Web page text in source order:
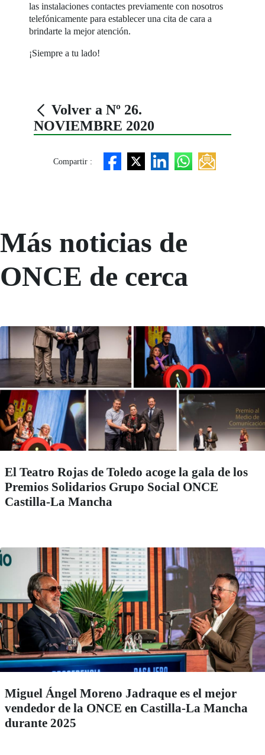
las instalaciones contactes previamente con nosotros
telefónicamente para establecer una cita de cara a
brindarte la mejor atención.
¡Siempre a tu lado!
Volver a Nº 26.
NOVIEMBRE 2020
Compartir :
Más noticias de
ONCE de cerca
El Teatro Rojas de Toledo acoge la gala de los
Premios Solidarios Grupo Social ONCE
Castilla-La Mancha
Miguel Ángel Moreno Jadraque es el mejor
vendedor de la ONCE en Castilla-La Mancha
durante 2025